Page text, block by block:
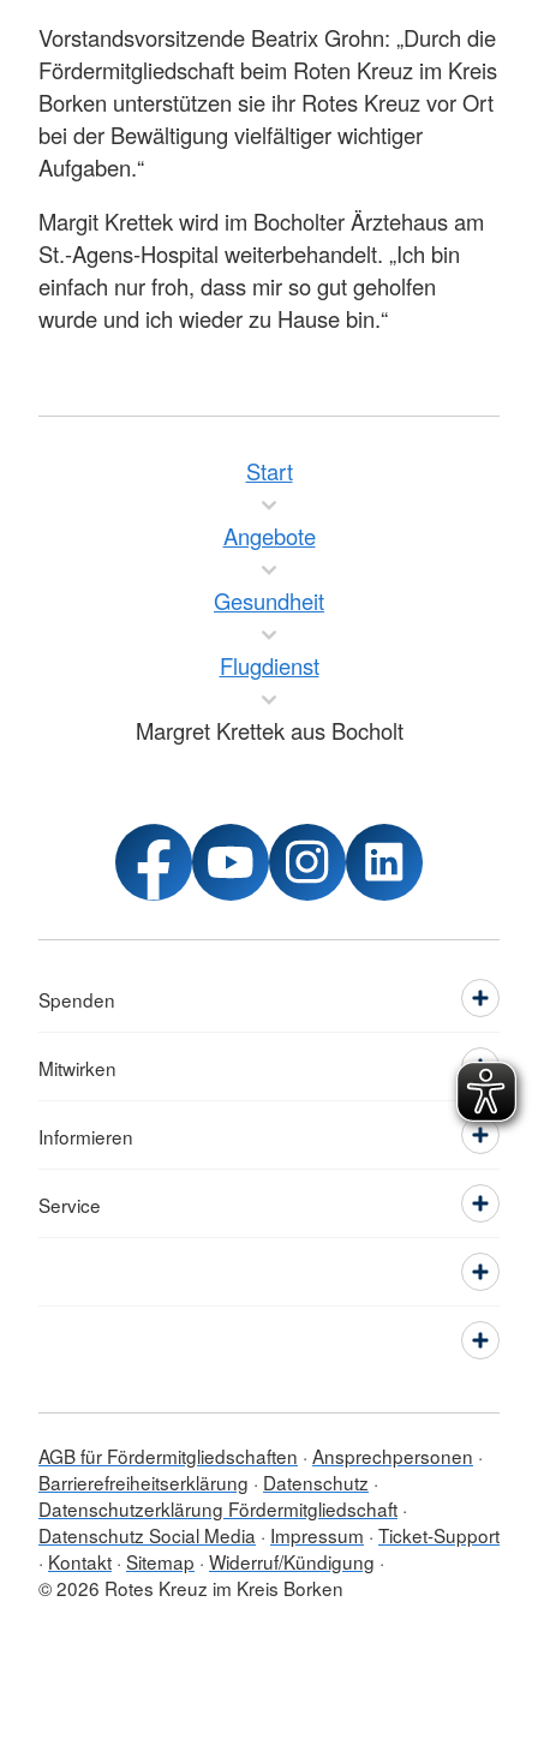
Vorstandsvorsitzende Beatrix Grohn: „Durch die
Fördermitgliedschaft beim Roten Kreuz im Kreis
Borken unterstützen sie ihr Rotes Kreuz vor Ort
bei der Bewältigung vielfältiger wichtiger
Aufgaben.“
Margit Krettek wird im Bocholter Ärztehaus am
St.-Agens-Hospital weiterbehandelt. „Ich bin
einfach nur froh, dass mir so gut geholfen
wurde und ich wieder zu Hause bin.“
Start
Angebote
Gesundheit
Flugdienst
Margret Krettek aus Bocholt
Spenden
Mitwirken
Informieren
Service
AGB für Fördermitgliedschaften Ansprechpersonen
Barrierefreiheitserklärung
Datenschutz
Datenschutzerklärung Fördermitgliedschaft
Datenschutz Social Media
Impressum Ticket-Support
Kontakt Sitemap Widerruf/Kündigung
© 2026 Rotes Kreuz im Kreis Borken